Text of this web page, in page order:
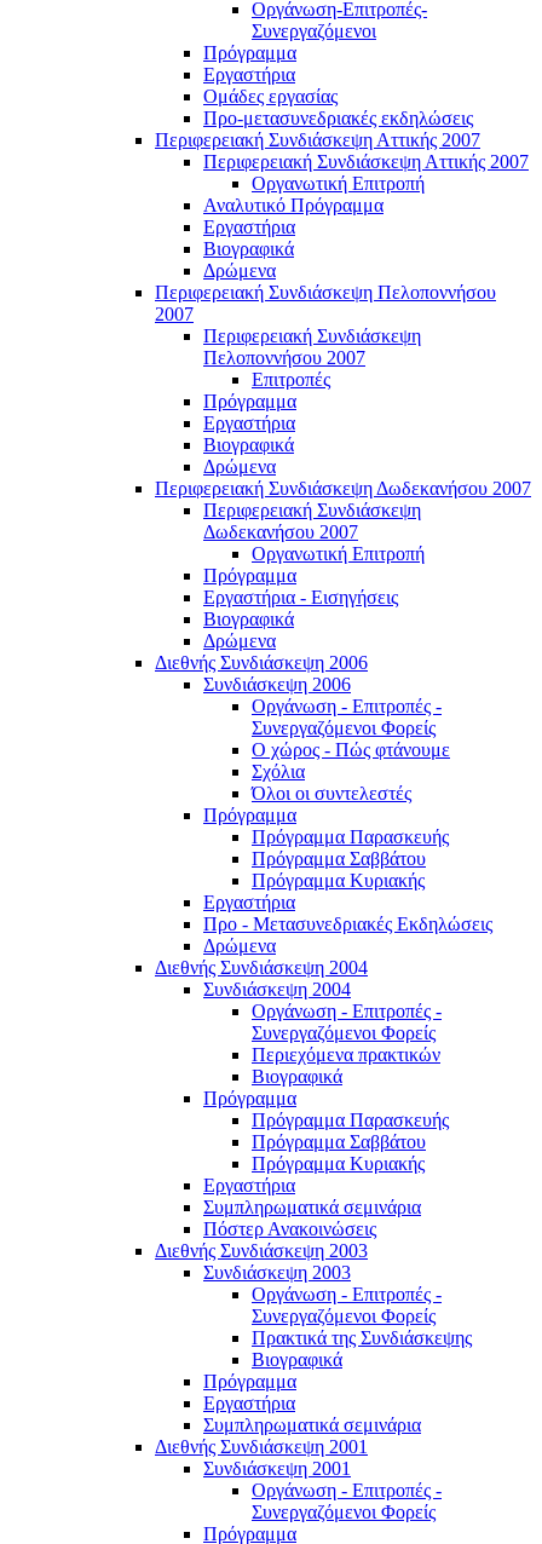
Οργάνωση-Επιτροπές-
Συνεργαζόμενοι
Πρόγραμμα
Εργαστήρια
Ομάδες εργασίας
Προ-μετασυνεδριακές εκδηλώσεις
Περιφερειακή Συνδιάσκεψη Αττικής 2007
Περιφερειακή Συνδιάσκεψη Αττικής 2007
Οργανωτική Επιτροπή
Αναλυτικό Πρόγραμμα
Εργαστήρια
Βιογραφικά
Δρώμενα
Περιφερειακή Συνδιάσκεψη Πελοποννήσου
2007
Περιφερειακή Συνδιάσκεψη
Πελοποννήσου 2007
Επιτροπές
Πρόγραμμα
Εργαστήρια
Βιογραφικά
Δρώμενα
Περιφερειακή Συνδιάσκεψη Δωδεκανήσου 2007
Περιφερειακή Συνδιάσκεψη
Δωδεκανήσου 2007
Οργανωτική Επιτροπή
Πρόγραμμα
Εργαστήρια - Εισηγήσεις
Βιογραφικά
Δρώμενα
Διεθνής Συνδιάσκεψη 2006
Συνδιάσκεψη 2006
Οργάνωση - Επιτροπές -
Συνεργαζόμενοι Φορείς
Ο χώρος - Πώς φτάνουμε
Σχόλια
Όλοι οι συντελεστές
Πρόγραμμα
Πρόγραμμα Παρασκευής
Πρόγραμμα Σαββάτου
Πρόγραμμα Κυριακής
Εργαστήρια
Προ - Μετασυνεδριακές Εκδηλώσεις
Δρώμενα
Διεθνής Συνδιάσκεψη 2004
Συνδιάσκεψη 2004
Οργάνωση - Επιτροπές -
Συνεργαζόμενοι Φορείς
Περιεχόμενα πρακτικών
Βιογραφικά
Πρόγραμμα
Πρόγραμμα Παρασκευής
Πρόγραμμα Σαββάτου
Πρόγραμμα Κυριακής
Εργαστήρια
Συμπληρωματικά σεμινάρια
Πόστερ Ανακοινώσεις
Διεθνής Συνδιάσκεψη 2003
Συνδιάσκεψη 2003
Οργάνωση - Επιτροπές -
Συνεργαζόμενοι Φορείς
Πρακτικά της Συνδιάσκεψης
Βιογραφικά
Πρόγραμμα
Εργαστήρια
Συμπληρωματικά σεμινάρια
Διεθνής Συνδιάσκεψη 2001
Συνδιάσκεψη 2001
Οργάνωση - Επιτροπές -
Συνεργαζόμενοι Φορείς
Πρόγραμμα